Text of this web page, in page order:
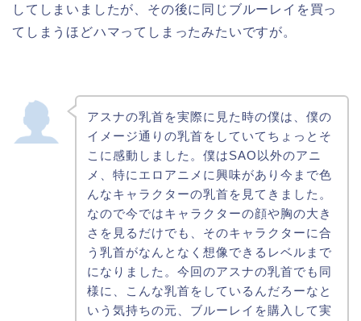
してしまいましたが、その後に同じブルーレイを買っ
てしまうほどハマってしまったみたいですが。
アスナの乳首を実際に見た時の僕は、僕の
イメージ通りの乳首をしていてちょっとそ
こに感動しました。僕はSAO以外のアニ
メ、特にエロアニメに興味があり今まで色
んなキャラクターの乳首を見てきました。
なので今ではキャラクターの顔や胸の大き
さを見るだけでも、そのキャラクターに合
う乳首がなんとなく想像できるレベルまで
になりました。今回のアスナの乳首でも同
様に、こんな乳首をしているんだろーなと
いう気持ちの元、ブルーレイを購入して実